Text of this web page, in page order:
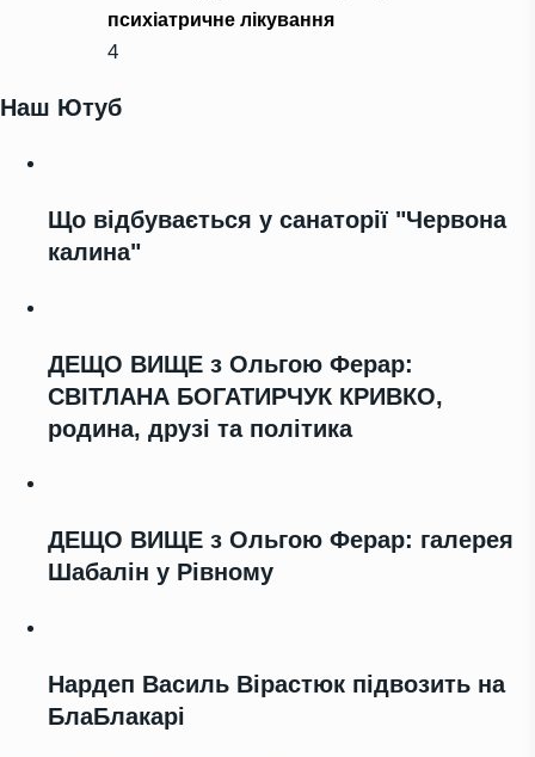
психіатричне лікування
4
Наш Ютуб
Що відбувається у санаторії "Червона
калина"
ДЕЩО ВИЩЕ з Ольгою Ферар:
СВІТЛАНА БОГАТИРЧУК КРИВКО,
родина, друзі та політика
ДЕЩО ВИЩЕ з Ольгою Ферар: галерея
Шабалін у Рівному
Нардеп Василь Вірастюк підвозить на
БлаБлакарі